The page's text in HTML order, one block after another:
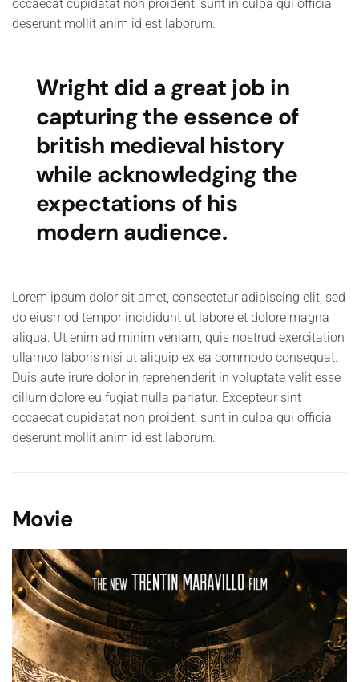
occaecat cupidatat non proident, sunt in culpa qui officia
deserunt mollit anim id est laborum.
Wright did a great job in
capturing the essence of
british medieval history
while acknowledging the
expectations of his
modern audience.
Lorem ipsum dolor sit amet, consectetur adipiscing elit, sed
do eiusmod tempor incididunt ut labore et dolore magna
aliqua. Ut enim ad minim veniam, quis nostrud exercitation
ullamco laboris nisi ut aliquip ex ea commodo consequat.
Duis aute irure dolor in reprehenderit in voluptate velit esse
cillum dolore eu fugiat nulla pariatur. Excepteur sint
occaecat cupidatat non proident, sunt in culpa qui officia
deserunt mollit anim id est laborum.
Movie